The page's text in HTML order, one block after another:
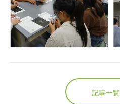
記事一